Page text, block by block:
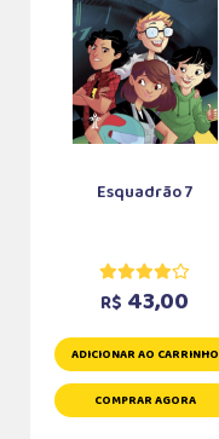
Esquadrão 7
R$ 43,00
ADICIONAR AO CARRINHO
COMPRAR AGORA